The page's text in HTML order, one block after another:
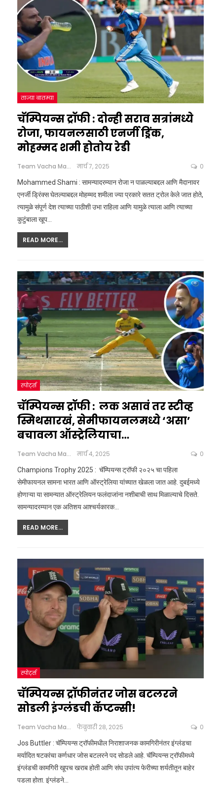
ताज्या बातम्या
चॅम्पियन्स ट्रॉफी : दोन्ही सराव सत्रांमध्ये
रोजा, फायनलसाठी एनर्जी ड्रिंक,
मोहम्मद शमी होतोय रेडी
Team Vacha Marathi मार्च 7, 2025 0
Mohammed Shami : सामन्यादरम्यान रोजा न पाळल्याबद्दल आणि मैदानावर
एनर्जी ड्रिंक्स घेतल्याबद्दल मोहम्मद शमीला ज्या प्रकारे सतत ट्रोल केले जात होते,
त्यामुळे संपूर्ण देश त्याच्या पाठीशी उभा राहिला आणि यामुळे त्याला आणि त्याच्या
कुटुंबाला खूप
READ MORE...
स्पोर्ट्स
चॅम्पियन्स ट्रॉफी : लक असावं तर स्टीव्ह
स्मिथसारखं, सेमीफायनलमध्ये ‘असा’
बचावला ऑस्ट्रेलियाचा…
Team Vacha Marathi मार्च 4, 2025 0
Champions Trophy 2025 : चॅम्पियन्स ट्रॉफी २०२५ चा पहिला
सेमीफायनल सामना भारत आणि ऑस्ट्रेलिया यांच्यात खेळला जात आहे. दुबईमध्ये
होणाऱ्या या सामन्यात ऑस्ट्रेलियन फलंदाजांना नशीबाची साथ मिळाल्याचे दिसते.
सामन्यादरम्यान एक अतिशय आश्चर्यकारक…
READ MORE...
स्पोर्ट्स
चॅम्पियन्स ट्रॉफीनंतर जोस बटलरने
सोडली इंग्लंडची कॅप्टन्सी!
Team Vacha Marathi फेब्रुवारी 28, 2025 0
Jos Buttler : चॅम्पियन्स ट्रॉफीमधील निराशाजनक कामगिरीनंतर इंग्लंडचा
मर्यादित षटकांचा कर्णधार जोस बटलरने पद सोडले आहे. चॅम्पियन्स ट्रॉफीमध्ये
इंग्लंडची कामगिरी खूपच खराब होती आणि संघ उपांत्य फेरीच्या शर्यतीतून बाहेर
पडला होता. इंग्लंडने